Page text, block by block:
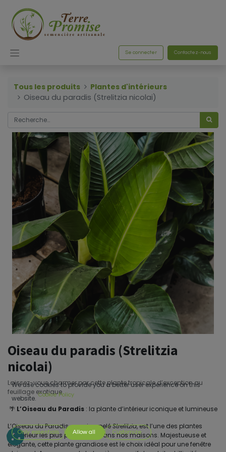
Se connecter Contactez-nous
Tous les produits
Plantes d'intérieurs
Oiseau du paradis (Strelitzia nicolai)
Oiseau du paradis (Strelitzia
nicolai)
Laissez-vous charmer par cette plante tropicale d’exception au
feuillage exotique
🌴 L’Oiseau du Paradis : la plante d’intérieur iconique et lumineuse
L’Oiseau du Paradis, aussi appeléStrelitzia, est l’une des plantes
d’intérieur les plus populaires dans nos maisons. Majestueuse et
élégante, cette plante grandiose est le choix idéal pour une fenêtre
We use cookies to provide you a better user experience on this
website. Cookie Policy
Only essentials Allow all Customize